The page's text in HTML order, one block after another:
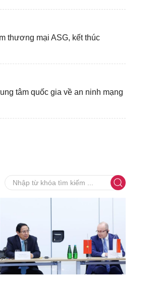
thương mại ASG, kết thúc
tâm quốc gia về an ninh mạng